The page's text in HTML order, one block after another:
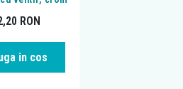
RON
in cos